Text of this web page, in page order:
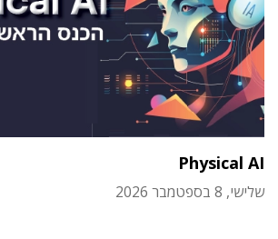
Physical AI
שלישי, 8 בספטמבר 2026